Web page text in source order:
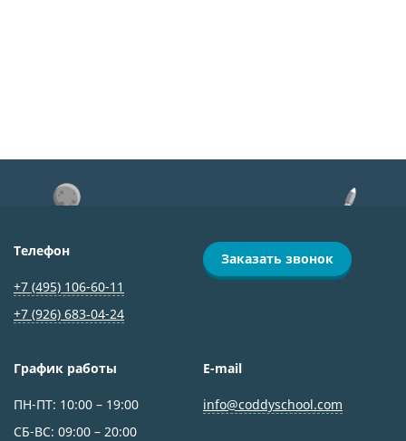
Телефон
+7 (495) 106-60-11
+7 (926) 683‑04-24
Заказать звонок
График работы
ПН-ПТ: 10:00 – 19:00
СБ-ВС: 09:00 – 20:00
E-mail
info@coddyschool.com